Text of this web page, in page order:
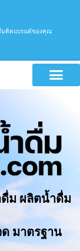
มติดแบรนด์ของคุณ
ม ผลิตน้ำดื่ม
มาตรฐาน